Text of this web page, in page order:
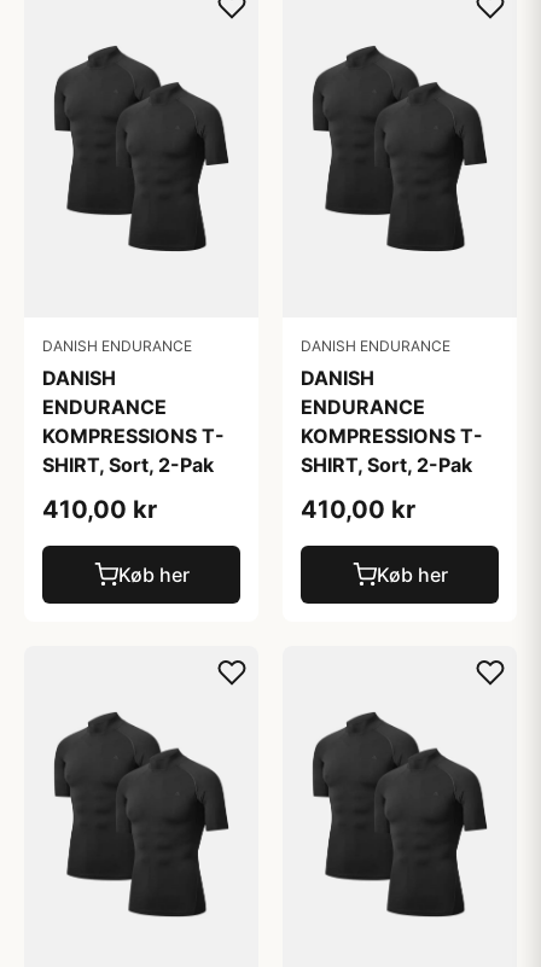
DANISH ENDURANCE
DANISH
ENDURANCE
KOMPRESSIONS T-
SHIRT, Sort, 2-Pak
410,00 kr
Køb her
DANISH ENDURANCE
DANISH
ENDURANCE
KOMPRESSIONS T-
SHIRT, Sort, 2-Pak
410,00 kr
Køb her